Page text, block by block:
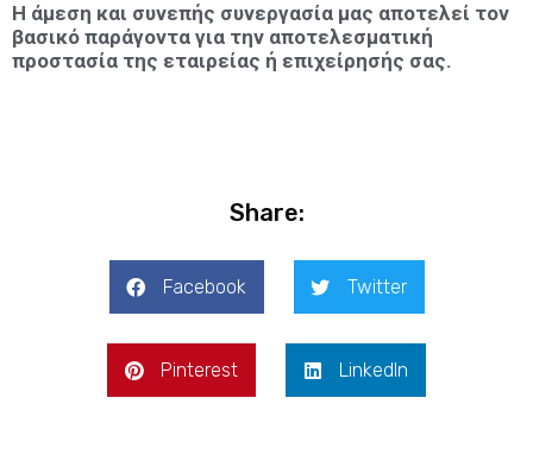
Η άμεση και συνεπής συνεργασία μας αποτελεί τον
βασικό παράγοντα για την αποτελεσματική
προστασία της εταιρείας ή επιχείρησής σας.
Share:
Facebook Twitter
Pinterest LinkedIn